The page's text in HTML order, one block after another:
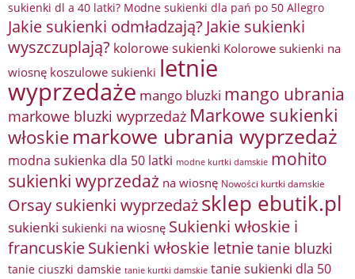
sukienki dl a 40 latki? Modne sukienki dla pań po 50 Allegro
Jakie sukienki odmładzają? Jakie sukienki
wyszczuplają? kolorowe sukienki Kolorowe sukienki na
wiosnę koszulowe sukienki letnie
wyprzedaże mango bluzki mango ubrania
markowe bluzki wyprzedaż Markowe sukienki
włoskie markowe ubrania wyprzedaż
modna sukienka dla 50 latki modne kurtki damskie mohito
sukienki wyprzedaż na wiosnę Nowości kurtki damskie
Orsay sukienki wyprzedażsklep ebutik.pl
sukienki sukienki na wiosnę Sukienki włoskie i
francuskieSukienki włoskie letnietanie bluzki
tanie ciuszki damskie tanie kurtki damskie tanie sukienki dla 50